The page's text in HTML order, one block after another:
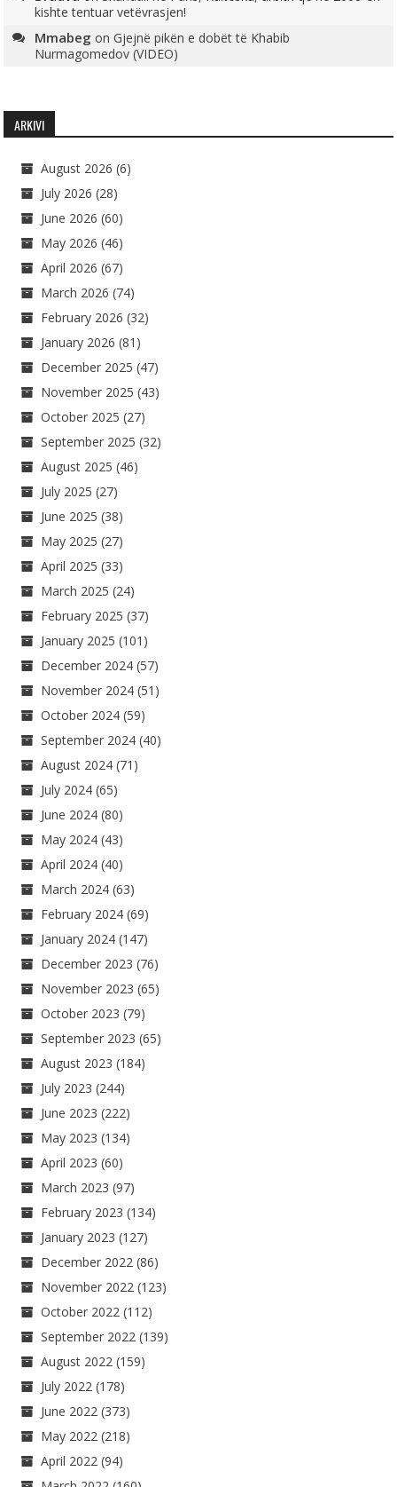
kishte tentuar vetëvrasjen!
Mmabeg onGjejnë pikën e dobët të Khabib
Nurmagomedov (VIDEO)
ARKIVI
August 2026 (6)
July 2026 (28)
June 2026 (60)
May 2026 (46)
April 2026 (67)
March 2026 (74)
February 2026 (32)
January 2026 (81)
December 2025 (47)
November 2025 (43)
October 2025 (27)
September 2025 (32)
August 2025 (46)
July 2025 (27)
June 2025 (38)
May 2025 (27)
April 2025 (33)
March 2025 (24)
February 2025 (37)
January 2025 (101)
December 2024 (57)
November 2024 (51)
October 2024 (59)
September 2024 (40)
August 2024 (71)
July 2024 (65)
June 2024 (80)
May 2024 (43)
April 2024 (40)
March 2024 (63)
February 2024 (69)
January 2024 (147)
December 2023 (76)
November 2023 (65)
October 2023 (79)
September 2023 (65)
August 2023 (184)
July 2023 (244)
June 2023 (222)
May 2023 (134)
April 2023 (60)
March 2023 (97)
February 2023 (134)
January 2023 (127)
December 2022 (86)
November 2022 (123)
October 2022 (112)
September 2022 (139)
August 2022 (159)
July 2022 (178)
June 2022 (373)
May 2022 (218)
April 2022 (94)